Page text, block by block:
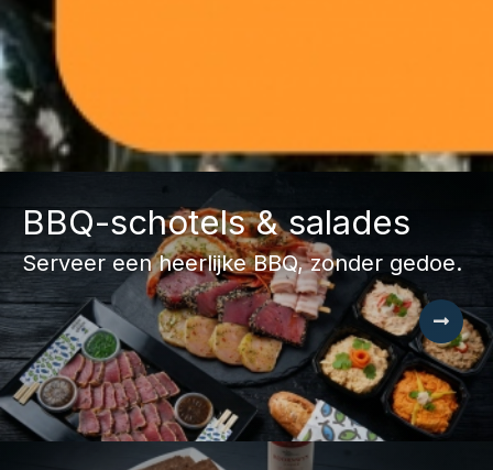
BBQ-schotels & salades
Serveer een heerlijke BBQ, zonder gedoe.